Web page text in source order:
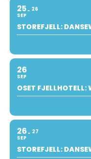
25
SEP
26
STOREFJELL:
26
SEP
OSET FJELLHOTELL:
26
SEP
27
STOREFJELL: